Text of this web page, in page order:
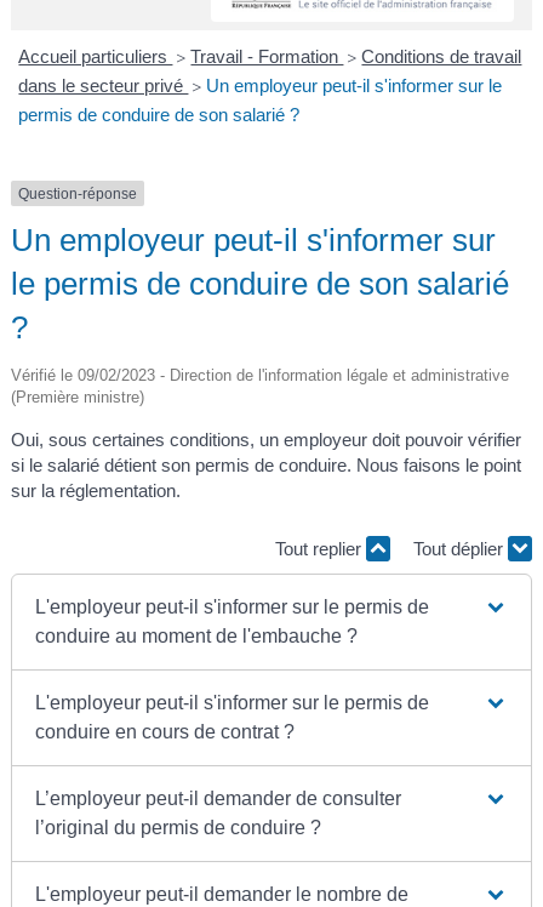
Accueil particuliers > Travail - Formation > Conditions de travail
dans le secteur privé > Un employeur peut-il s'informer sur le
permis de conduire de son salarié ?
Question-réponse
Un employeur peut-il s'informer sur
le permis de conduire de son salarié
?
Vérifié le 09/02/2023 - Direction de l'information légale et administrative
(Première ministre)
Oui, sous certaines conditions, un employeur doit pouvoir vérifier
si le salarié détient son permis de conduire. Nous faisons le point
sur la réglementation.
Tout replier Tout déplier
L'employeur peut-il s'informer sur le permis de
conduire au moment de l'embauche ?
L'employeur peut-il s'informer sur le permis de
conduire en cours de contrat ?
L’employeur peut-il demander de consulter
l’original du permis de conduire ?
L'employeur peut-il demander le nombre de